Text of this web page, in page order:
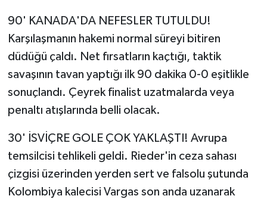
90' KANADA'DA NEFESLER TUTULDU!
Karşılaşmanın hakemi normal süreyi bitiren
düdüğü çaldı. Net fırsatların kaçtığı, taktik
savaşının tavan yaptığı ilk 90 dakika 0-0 eşitlikle
sonuçlandı. Çeyrek finalist uzatmalarda veya
penaltı atışlarında belli olacak.
30' İSVİÇRE GOLE ÇOK YAKLAŞTI! Avrupa
temsilcisi tehlikeli geldi. Rieder'in ceza sahası
çizgisi üzerinden yerden sert ve falsolu şutunda
Kolombiya kalecisi Vargas son anda uzanarak
SAĞLIK
Savaştepe
SEYAHAT
SİYASET
Sındırgı
SPOR